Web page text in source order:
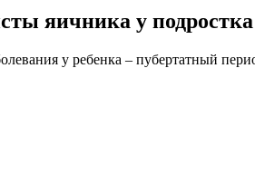
яичника у подростка
у ребенка – пубертатный